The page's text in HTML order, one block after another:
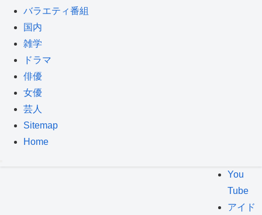
バラエティ番組
国内
雑学
ドラマ
俳優
女優
芸人
Sitemap
Home
You
Tube
アイド